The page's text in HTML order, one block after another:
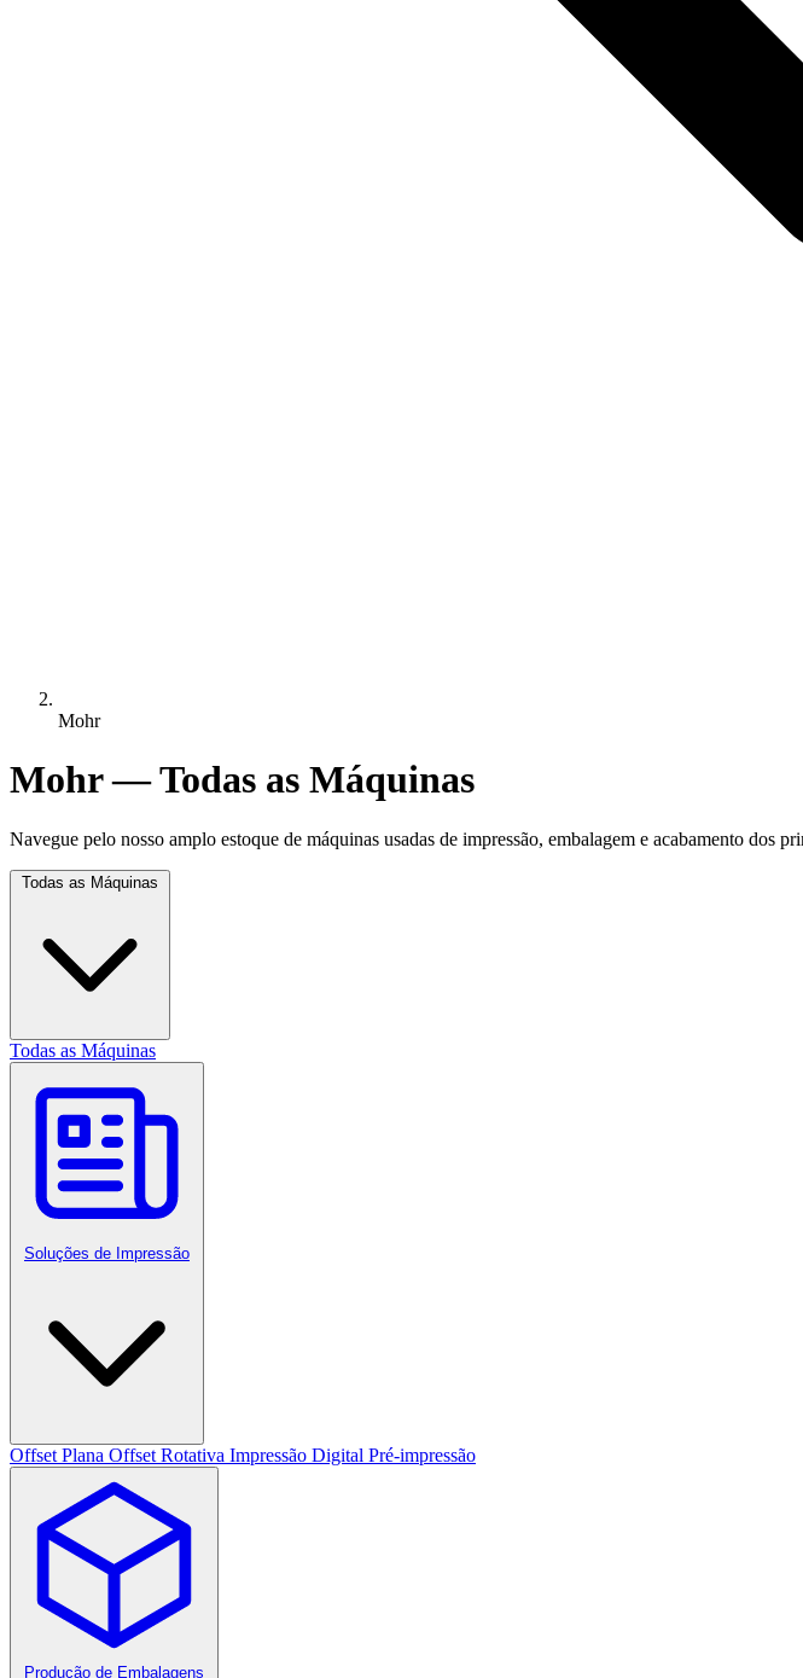
Mohr
Mohr — Todas as Máquinas
Navegue pelo nosso amplo estoque de máquinas usadas de impressão, embalagem e acabamento dos
Todas as Máquinas
Todas as Máquinas
Soluções de Impressão
Offset Plana Offset Rotativa Impressão Digital Pré-impressão
Produção de Embalagens